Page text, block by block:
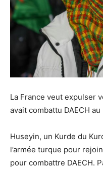
La France veut expulser
avait combattu DAECH au
Huseyin, un Kurde du
l’armée turque pour
pour combattre DAECH.